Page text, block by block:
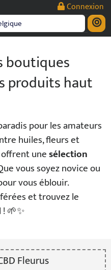
Connexion
boutiques
produits haut
pour les amateurs
huiles, fleurs et
unesélection
vous soyez novice ou
vous éblouir.
et trouvez le
🌱✨
Fleurus